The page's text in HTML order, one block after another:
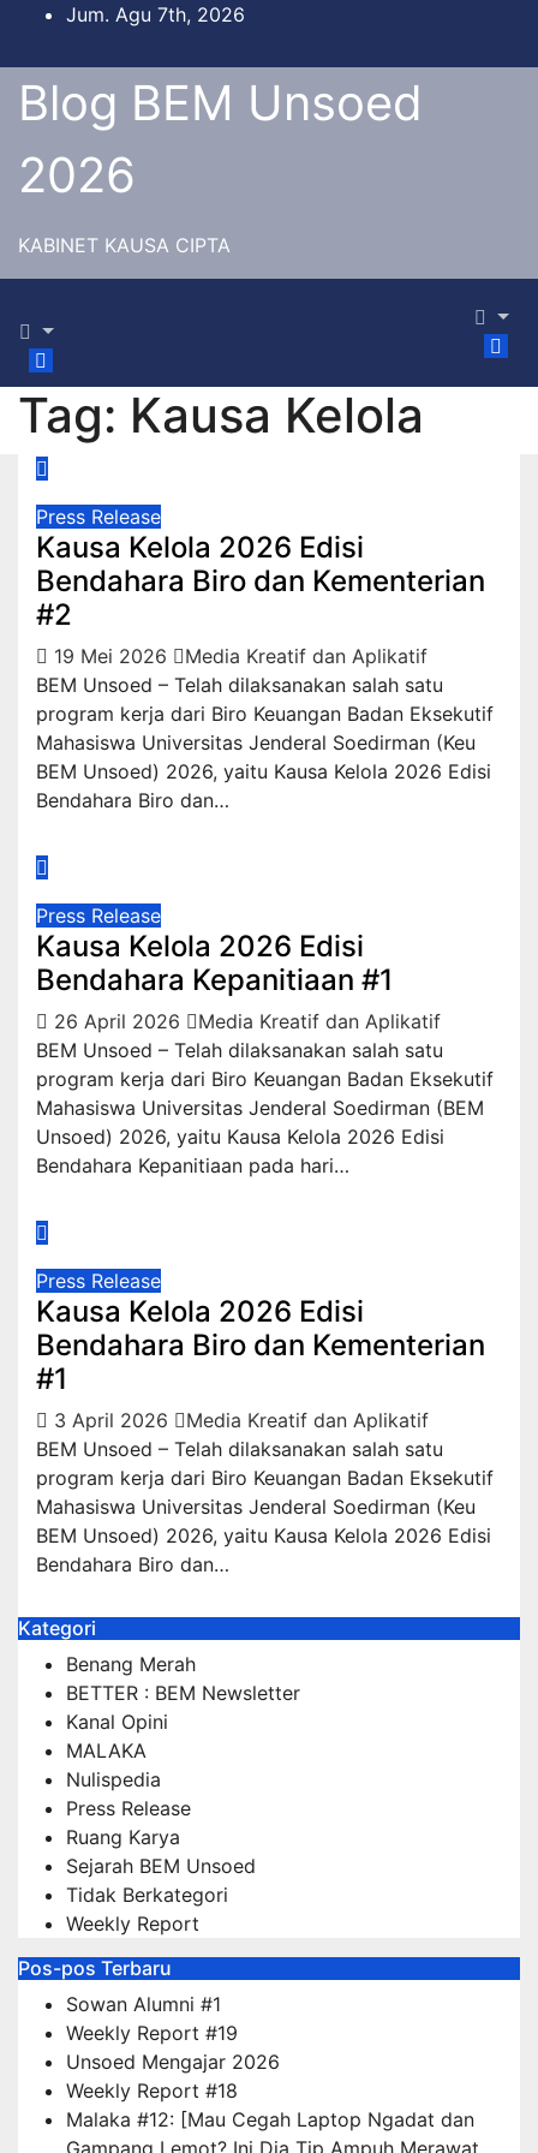
Jum. Agu 7th, 2026
Blog BEM Unsoed
2026
KABINET KAUSA CIPTA
Tag: Kausa Kelola
Press Release
Kausa Kelola 2026 Edisi
Bendahara Biro dan Kementerian
#2
19 Mei 2026
Media Kreatif dan Aplikatif
BEM Unsoed – Telah dilaksanakan salah satu
program kerja dari Biro Keuangan Badan Eksekutif
Mahasiswa Universitas Jenderal Soedirman (Keu
BEM Unsoed) 2026, yaitu Kausa Kelola 2026 Edisi
Bendahara Biro dan…
Press Release
Kausa Kelola 2026 Edisi
Bendahara Kepanitiaan #1
26 April 2026
Media Kreatif dan Aplikatif
BEM Unsoed – Telah dilaksanakan salah satu
program kerja dari Biro Keuangan Badan Eksekutif
Mahasiswa Universitas Jenderal Soedirman (BEM
Unsoed) 2026, yaitu Kausa Kelola 2026 Edisi
Bendahara Kepanitiaan pada hari…
Press Release
Kausa Kelola 2026 Edisi
Bendahara Biro dan Kementerian
#1
3 April 2026
Media Kreatif dan Aplikatif
BEM Unsoed – Telah dilaksanakan salah satu
program kerja dari Biro Keuangan Badan Eksekutif
Mahasiswa Universitas Jenderal Soedirman (Keu
BEM Unsoed) 2026, yaitu Kausa Kelola 2026 Edisi
Bendahara Biro dan…
Kategori
Benang Merah
BETTER : BEM Newsletter
Kanal Opini
MALAKA
Nulispedia
Press Release
Ruang Karya
Sejarah BEM Unsoed
Tidak Berkategori
Weekly Report
Pos-pos Terbaru
Sowan Alumni #1
Weekly Report #19
Unsoed Mengajar 2026
Weekly Report #18
Malaka #12: [Mau Cegah Laptop Ngadat dan
Gampang Lemot? Ini Dia Tip Ampuh Merawat